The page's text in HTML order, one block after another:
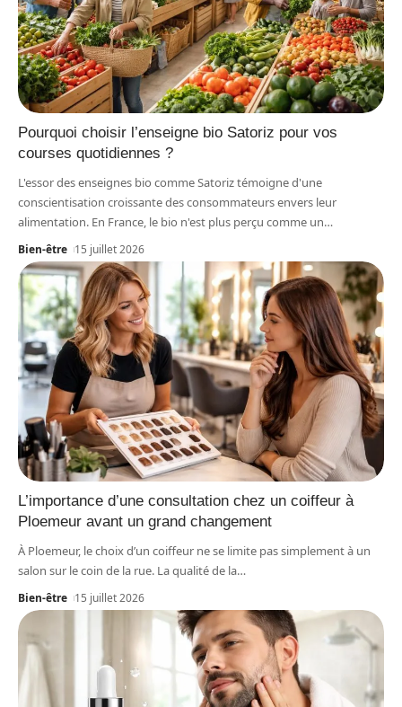
Pourquoi choisir l’enseigne bio Satoriz pour vos
courses quotidiennes ?
L'essor des enseignes bio comme Satoriz témoigne d'une
conscientisation croissante des consommateurs envers leur
alimentation. En France, le bio n'est plus perçu comme un…
Bien-être 15 juillet 2026
L’importance d’une consultation chez un coiffeur à
Ploemeur avant un grand changement
À Ploemeur, le choix d’un coiffeur ne se limite pas simplement à un
salon sur le coin de la rue. La qualité de la…
Bien-être 15 juillet 2026